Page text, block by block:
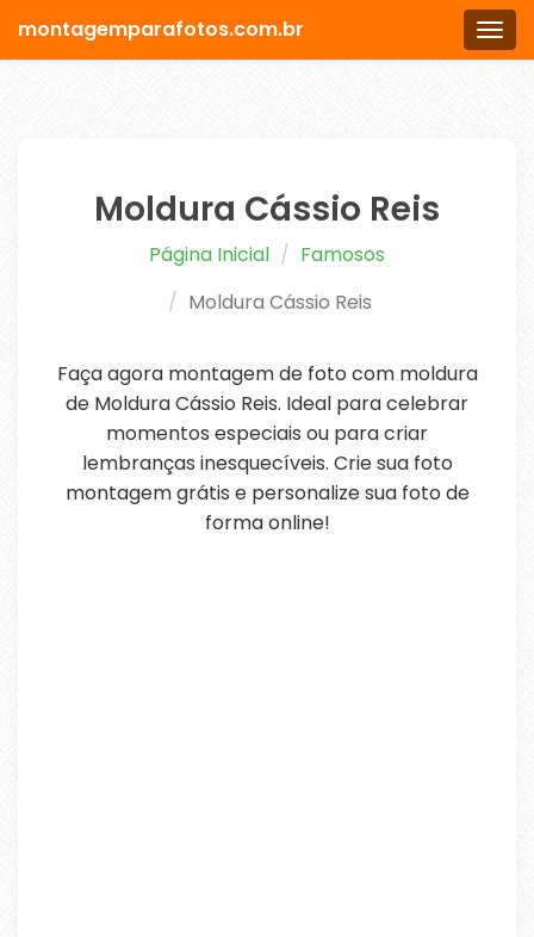
Menu
montagemparafotos.com.br
Moldura Cássio Reis
Página Inicial
Famosos
Moldura Cássio Reis
Faça agora montagem de foto com moldura
de Moldura Cássio Reis. Ideal para celebrar
momentos especiais ou para criar
lembranças inesquecíveis. Crie sua foto
montagem grátis e personalize sua foto de
forma online!